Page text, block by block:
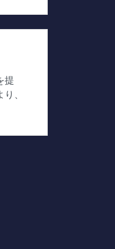
提
、